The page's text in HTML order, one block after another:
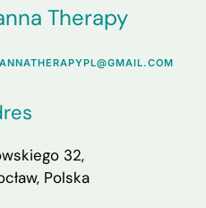
32,
Polska
Therapy